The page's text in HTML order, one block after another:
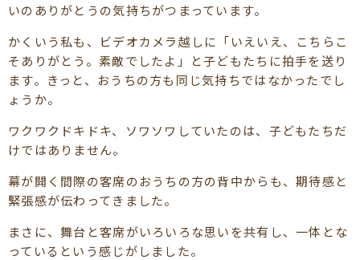
いのありがとうの気持ちがつまっています。
かくいう私も、ビデオカメラ越しに「いえいえ、こちらこ
そありがとう。素敵でしたよ」と子どもたちに拍手を送り
ます。きっと、おうちの方も同じ気持ちではなかったでし
ょうか。
ワクワクドキドキ、ソワソワしていたのは、子どもたちだ
けではありません。
幕が開く間際の客席のおうちの方の背中からも、期待感と
緊張感が伝わってきました。
まさに、舞台と客席がいろいろな思いを共有し、一体とな
っているという感じがしました。